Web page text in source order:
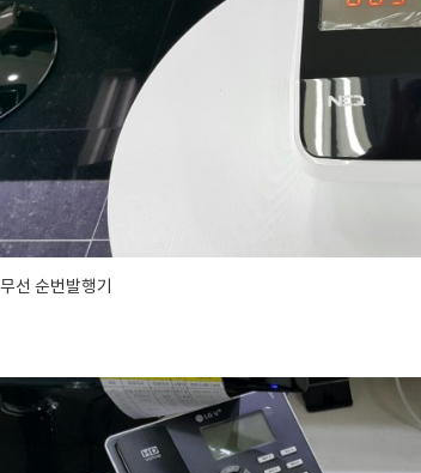
선 순번발행기